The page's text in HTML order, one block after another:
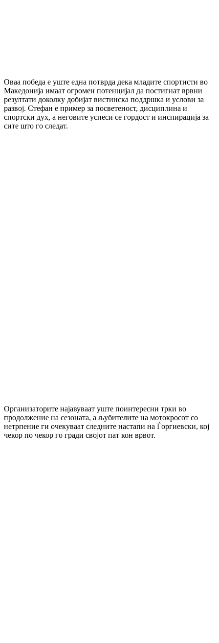
Оваа победа е уште една потврда дека младите спортисти во
Македонија имаат огромен потенцијал да постигнат врвни
резултати доколку добијат вистинска поддршка и услови за
развој. Стефан е пример за посветеност, дисциплина и
спортски дух, а неговите успеси се гордост и инспирација за
сите што го следат.
Организаторите најавуваат уште поинтересни трки во
продолжение на сезоната, а љубителите на мотокросот со
нетрпение ги очекуваат следните настапи на Ѓоргиевски, кој
чекор по чекор го гради својот пат кон врвот.